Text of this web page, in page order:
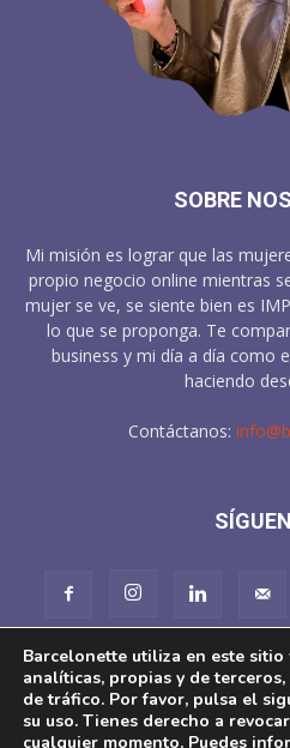
SOBRE
Mi misión es lograr que las
propio negocio online mientras
mujer se ve, se siente bien es
lo que se proponga. Te
business y mi día a día como
haciendo
Contáctanos:
Barcelonette utiliza en este
analíticas, propias y de
de tráfico. Por favor, pulsa el
su uso. Tienes derecho a
cualquier momento. Puedes